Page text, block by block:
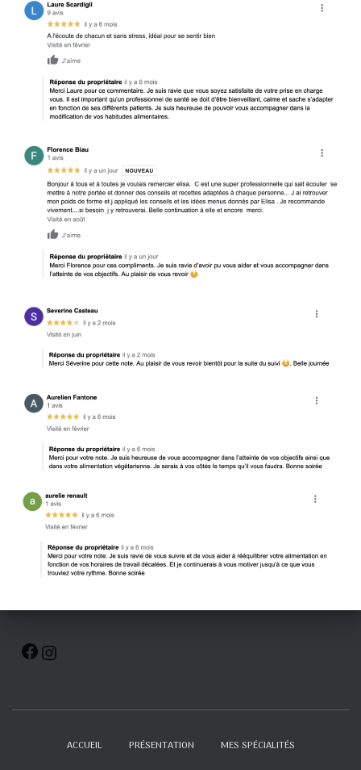
ACCUEIL PRÉSENTATION MES SPÉCIALITÉS